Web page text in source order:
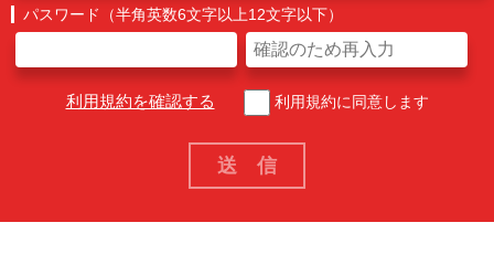
パスワード（半角英数6文字以上12文字以下）
利用規約を確認する 利用規約に同意します